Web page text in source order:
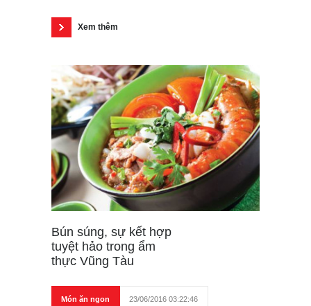
Xem thêm
Bún súng, sự kết hợp
tuyệt hảo trong ẩm
thực Vũng Tàu
Món ăn ngon 23/06/2016 03:22:46